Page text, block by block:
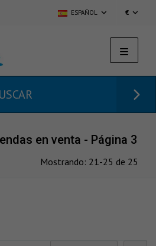
ESPAÑOL €
en venta - Página 3
Mostrando: 21-25 de 25